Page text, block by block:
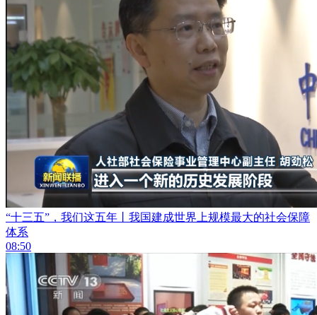
“十三五”，我们这五年丨我国建成世界上规模最大的社会保障
体系
08:50